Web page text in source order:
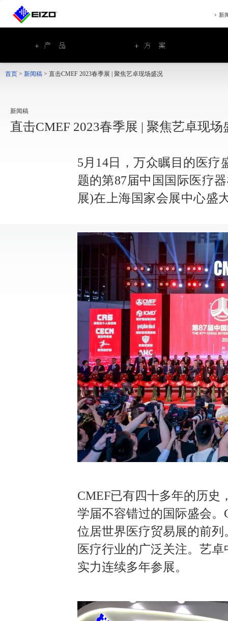
新
首页 > 新闻稿 > 直击CMEF 2023春季展 | 聚焦艺卓现场盛况
新闻稿
直击CMEF 2023春季展 | 聚焦艺卓现场
5月14日，万众瞩目的医
题的第87届中国国际医疗
展)在上海国家会展中心盛
CMEF已有四十多年的历史
学届不容错过的国际盛会
位居世界医疗贸易展的前
医疗行业的广泛关注。艺
实力连续多年参展。